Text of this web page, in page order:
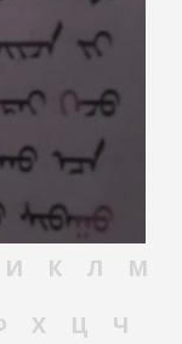
И К Л
М
Х Ц
Ч